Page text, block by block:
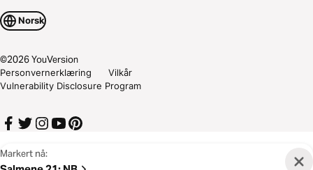
Markert nå:
Norsk
©2026YouVersion
Personvernerklæring
Vilkår
Vulnerability Disclosure Program